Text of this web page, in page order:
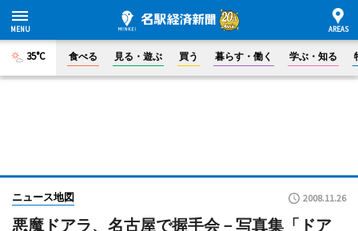
35°C 食べる 見る・遊ぶ 買う 暮らす・働く 学ぶ・知る
ニュース地図 2008.11.26
悪魔ドアラ、名古屋で握手会－写真集「ドア